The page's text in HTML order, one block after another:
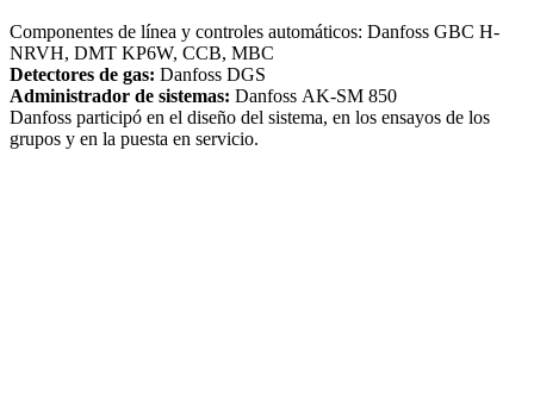
Componentes de línea y controles automáticos: Danfoss GBC H-
NRVH, DMT KP6W, CCB, MBC
Detectores de gas: Danfoss DGS
Administrador de sistemas: Danfoss AK-SM 850
Danfoss participó en el diseño del sistema, en los ensayos de los
grupos y en la puesta en servicio.